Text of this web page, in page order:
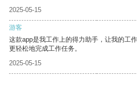
2025-05-15
游客
这款app是我工作上的得力助手，让我的工
更轻松地完成工作任务。
2025-05-15